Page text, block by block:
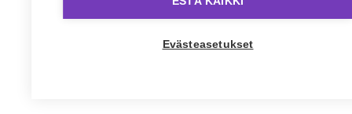
Evästeasetukset